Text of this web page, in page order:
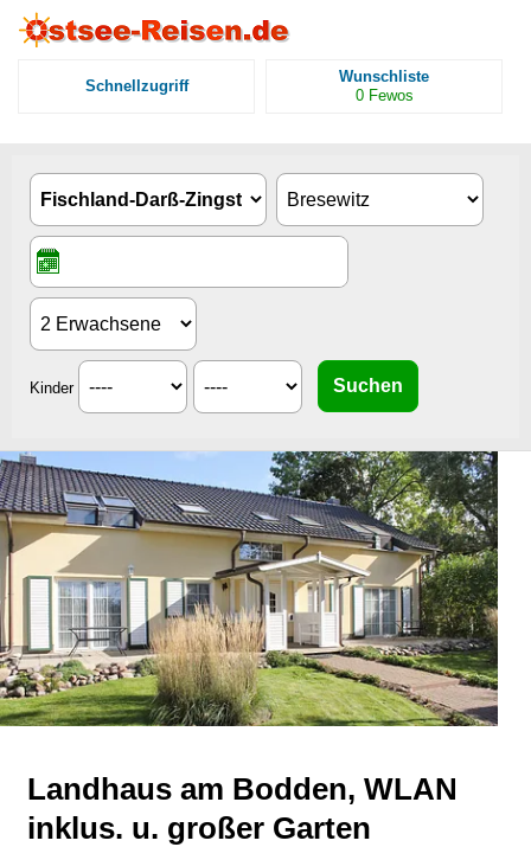
Schnellzugriff
Wunschliste
0 Fewos
Kinder
Landhaus am Bodden, WLAN
inklus. u. großer Garten